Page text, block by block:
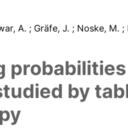
A. ; Gräfe, J. ; Noske, M. ;
by